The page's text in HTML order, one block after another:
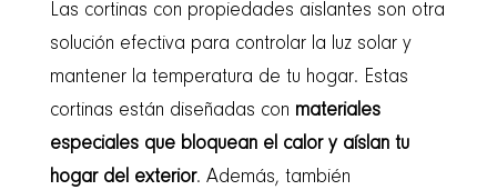
Las cortinas con propiedades aislantes son otra
solución efectiva para controlar la luz solar y
mantener la temperatura de tu hogar. Estas
cortinas están diseñadas con materiales
especiales que bloquean el calor y aíslan tu
hogar del exterior. Además, también